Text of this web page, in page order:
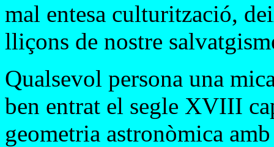
mal entesa culturització,
lliçons de nostre
Qualsevol persona una
ben entrat el segle XVIII
geometria astronòmica